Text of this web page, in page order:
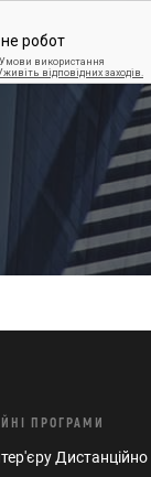
ПРОГРАМИ
Дистанцiйно